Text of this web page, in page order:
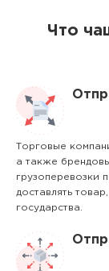
Что
Торговые
а также
грузоперевозки
доставлять
государства.